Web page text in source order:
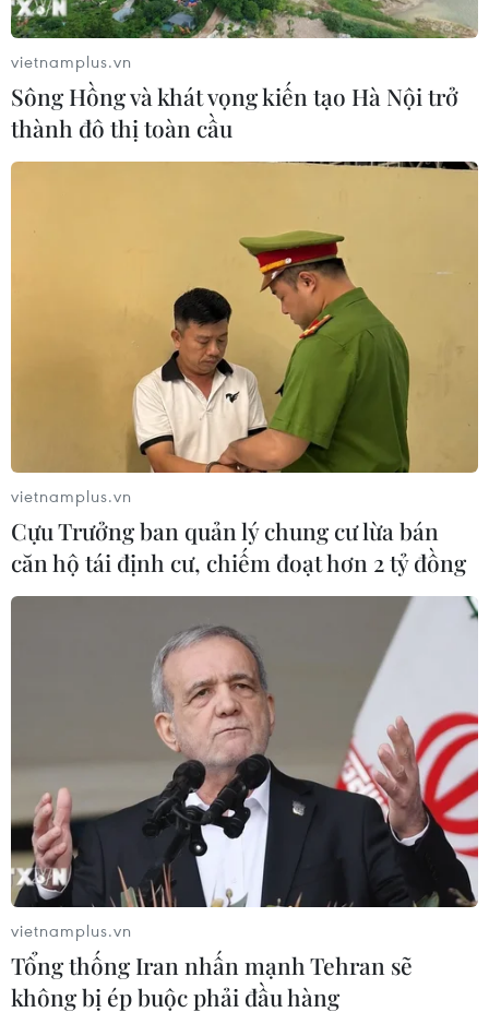
vietnamplus.vn
Sông Hồng và khát vọng kiến tạo Hà Nội trở
thành đô thị toàn cầu
vietnamplus.vn
Cựu Trưởng ban quản lý chung cư lừa bán
căn hộ tái định cư, chiếm đoạt hơn 2 tỷ đồng
vietnamplus.vn
Tổng thống Iran nhấn mạnh Tehran sẽ
không bị ép buộc phải đầu hàng